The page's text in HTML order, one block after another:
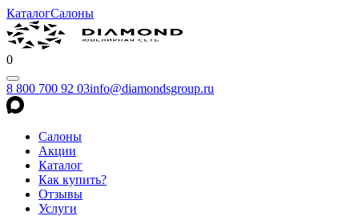
КаталогСалоны
0
8 800 700 92 03info@diamondsgroup.ru
Салоны
Акции
Каталог
Как купить?
Отзывы
Услуги